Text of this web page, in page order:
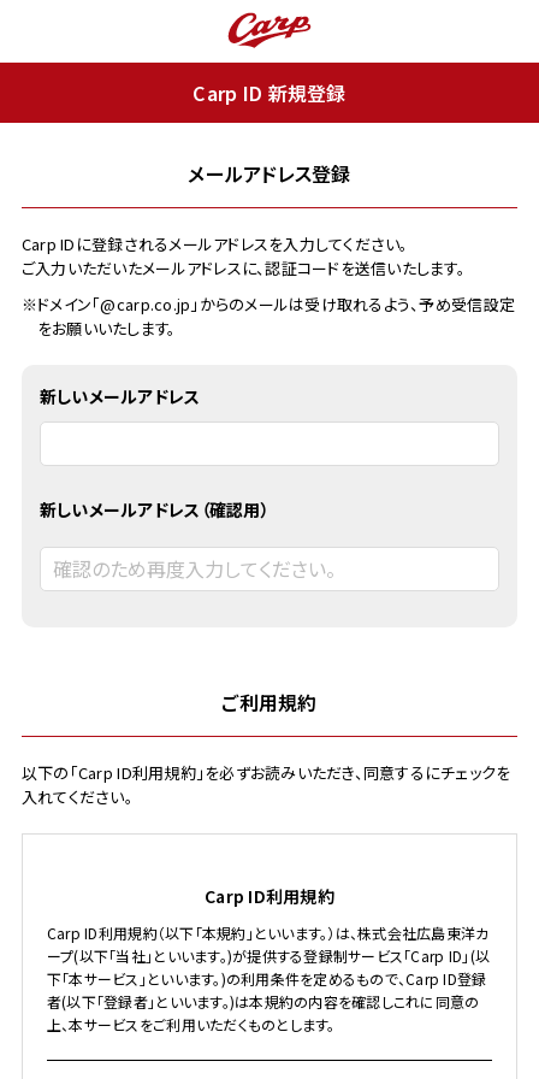
Carp ID 新規登録
メールアドレス登録
Carp IDに登録されるメールアドレスを入力してください。
ご入力いただいたメールアドレスに、認証コードを送信いたします。
※ドメイン「@carp.co.jp」からのメールは受け取れるよう、予め受信設定
をお願いいたします。
新しいメールアドレス
新しいメールアドレス（確認用）
ご利用規約
以下の「Carp ID利用規約」を必ずお読みいただき、同意するにチェックを
入れてください。
Carp ID利用規約
Carp ID利用規約（以下「本規約」といいます。）は、株式会社広島東洋カ
ープ(以下「当社」といいます。)が提供する登録制サービス「Carp ID」(以
下「本サービス」といいます。)の利用条件を定めるもので、Carp ID登録
者(以下「登録者」といいます。)は本規約の内容を確認しこれに同意の
上、本サービスをご利用いただくものとします。